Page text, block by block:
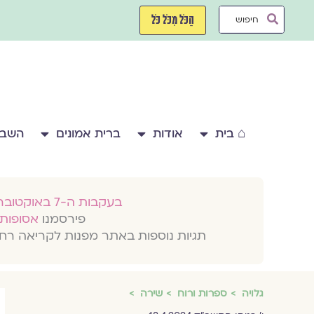
Search
הַכֹּל מִכֹּל כֹּל
⌂ בית אודות ברית אמונים
בעקבות ה-7 באוקטובר 2023
פירסמנו
תגיות נוספות באתר מפנות לקריאה
גלויה ספרות ורוח
שירה